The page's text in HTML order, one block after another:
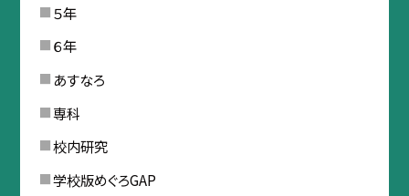
５年
６年
あすなろ
専科
校内研究
学校版めぐろGAP